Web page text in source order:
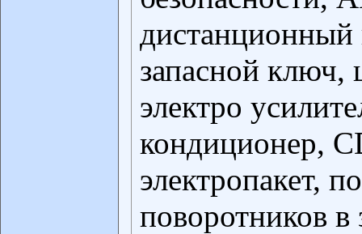
запасной ключ,
электро
кондиционер,
электропакет,
поворотников в